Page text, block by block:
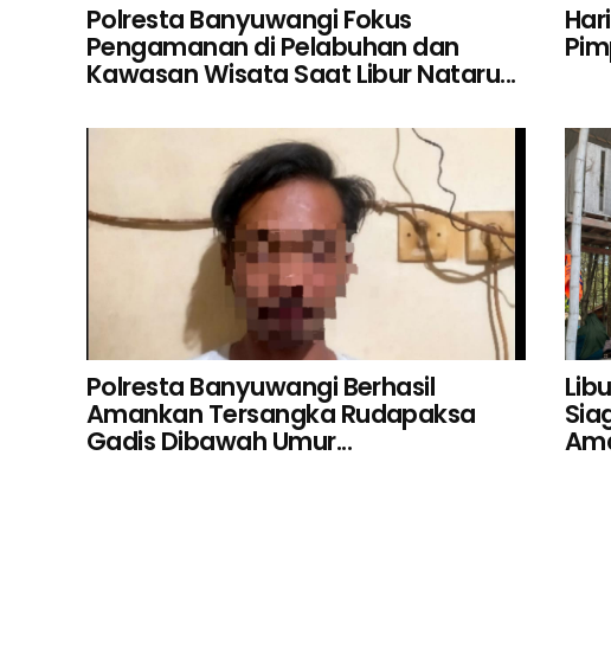
Polresta Banyuwangi Fokus
Pengamanan di Pelabuhan dan
Kawasan Wisata Saat Libur Nataru...
Polresta Banyuwangi Berhasil
Amankan Tersangka Rudapaksa
Gadis Dibawah Umur...